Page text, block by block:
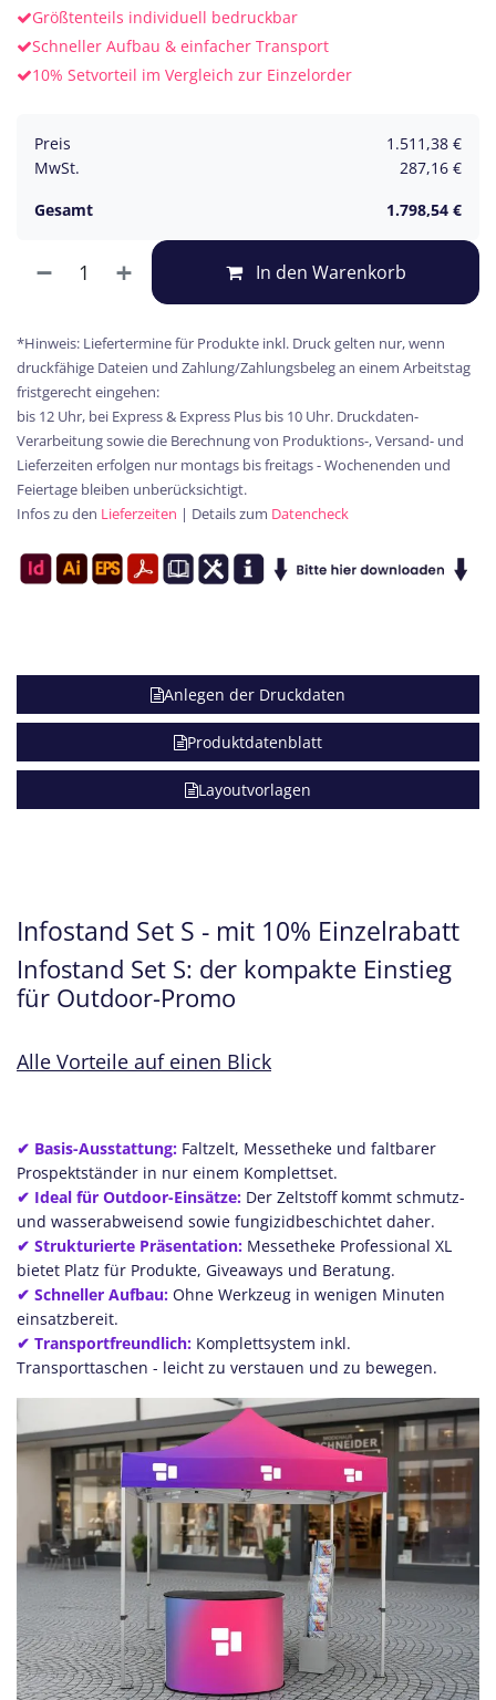
Größtenteils individuell bedruckbar
Schneller Aufbau & einfacher Transport
10% Setvorteil im Vergleich zur Einzelorder
Preis 1.511,38 €
MwSt.
287,16 €
Gesamt
1.798,54 €
In den Warenkorb
*Hinweis: Liefertermine für Produkte inkl. Druck gelten nur, wenn
druckfähige Dateien und Zahlung/Zahlungsbeleg an einem Arbeitstag
fristgerecht eingehen:
bis 12 Uhr, bei Express & Express Plus bis 10 Uhr. Druckdaten-
Verarbeitung sowie die Berechnung von Produktions-, Versand- und
Lieferzeiten erfolgen nur montags bis freitags - Wochenenden und
Feiertage bleiben unberücksichtigt.
Infos zu den Lieferzeiten | Details zum Datencheck
Anlegen der Druckdaten
Produktdatenblatt
Layoutvorlagen
Infostand Set S - mit 10% Einzelrabatt
Infostand Set S: der kompakte Einstieg
für Outdoor-Promo
Alle Vorteile auf einen Blick
✔ Basis-Ausstattung: Faltzelt, Messetheke und faltbarer
Prospektständer in nur einem Komplettset.
✔ Ideal für Outdoor-Einsätze: Der Zeltstoff kommt schmutz-
und wasserabweisend sowie fungizidbeschichtet daher.
✔ Strukturierte Präsentation: Messetheke Professional XL
bietet Platz für Produkte, Giveaways und Beratung.
✔ Schneller Aufbau: Ohne Werkzeug in wenigen Minuten
einsatzbereit.
✔ Transportfreundlich: Komplettsystem inkl.
Transporttaschen - leicht zu verstauen und zu bewegen.